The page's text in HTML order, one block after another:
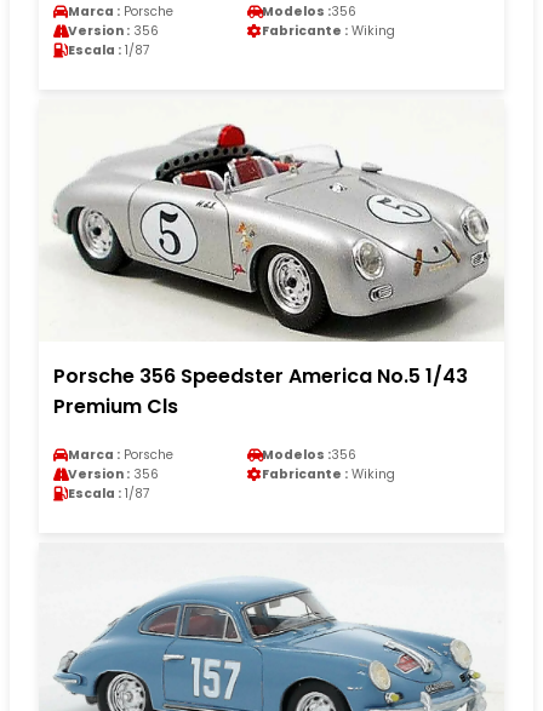
Marca : Porsche Modelos :356
Version : 356 Fabricante : Wiking
Escala : 1/87
Porsche 356 Speedster America No.5 1/43
Premium Cls
Marca : Porsche Modelos :356
Version : 356 Fabricante : Wiking
Escala : 1/87